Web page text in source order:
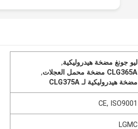
ليو جونغ مضخة هيدروليكية,
CLG365A مضخة محمل العجلات
,
مضخة هيدروليكية لـ CLG375A
CE, ISO9001
LGMC